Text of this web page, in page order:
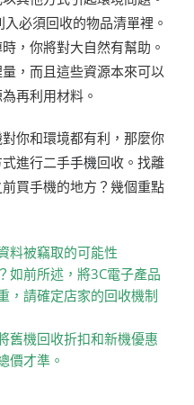
必須回收的物品清單裡。
，你將對大自然有幫助。
，而且這些資源本來可以
再利用材料。
你和環境都有利，那麼你
進行二手手機回收。找離
買手機的地方？幾個重點
料被竊取的可能性
如前所述，將3C電子產品
，請確定店家的回收機制
舊機回收折扣和新機優惠
價才準。